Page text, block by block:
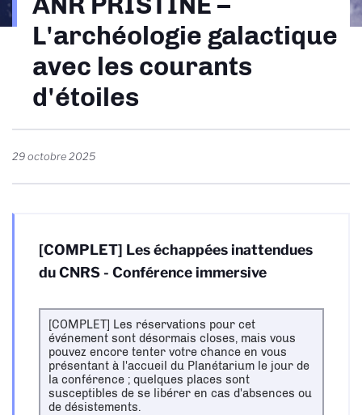
L'archéologie galactique
avec les courants
d'étoiles
29 octobre 2025
[COMPLET] Les échappées inattendues
du CNRS - Conférence immersive
[COMPLET] Les réservations pour cet
événement sont désormais closes, mais vous
pouvez encore tenter votre chance en vous
présentant à l'accueil du Planétarium le jour de
la conférence ; quelques places sont
susceptibles de se libérer en cas d'absences ou
de désistements.